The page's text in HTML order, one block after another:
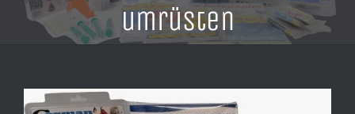
umrüsten
Zeige